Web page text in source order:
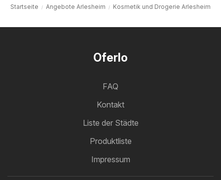
Startseite Angebote Arlesheim Kosmetik und Drogerie Arlesheim
Oferlo
FAQ
Kontakt
Liste der Städte
Produktliste
Impressum